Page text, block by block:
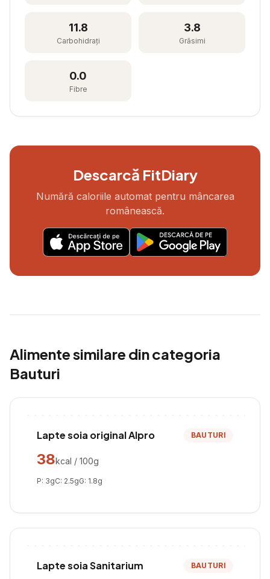
11.8
Carbohidrați
3.8
Grăsimi
0.0
Fibre
Descarcă FitDiary
Numără caloriile automat pentru mâncarea
românească.
Alimente similare din categoria
Bauturi
Lapte soia original Alpro BAUTURI
38kcal / 100g
P: 3gC: 2.5gG: 1.8g
Lapte soia Sanitarium BAUTURI